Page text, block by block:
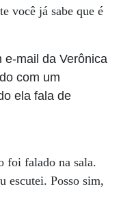
você já sabe que é
e-mail da Verônica
com um
ela fala de
foi falado na sala.
escutei. Posso sim,